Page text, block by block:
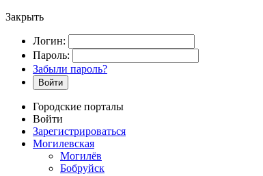
Закрыть
Логин:
Пароль:
Забыли пароль?
Войти
Городские порталы
Войти
Зарегистрироваться
Могилевская
Могилёв
Бобруйск